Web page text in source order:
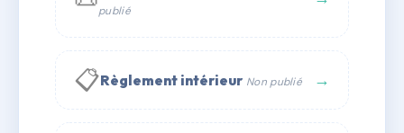
publié
📋Règlement intérieur Non publié →